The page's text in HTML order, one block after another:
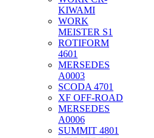
KIWAMI
WORK
MEISTER S1
ROTIFORM
4601
MERSEDES
A0003
SCODA 4701
XF OFF-ROAD
MERSEDES
A0006
SUMMIT 4801